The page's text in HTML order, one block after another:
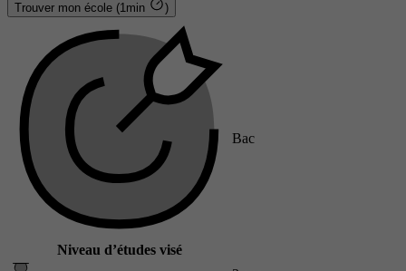
Trouver mon école (1min )
Niveau d’études visé
Bac